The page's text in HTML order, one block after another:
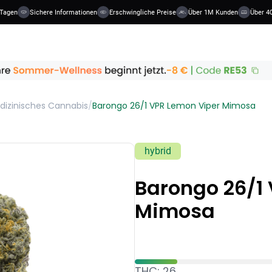
Sichere Informationen Erschwingliche Preise Über 1M Kunden Über
Cannabis/Barongo 26/1 VPR Lemon Viper Mimosa
hybrid
Barongo 26/1
Mimosa